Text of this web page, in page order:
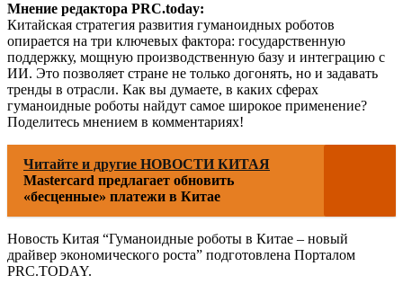
Мнение редактора PRC.today:
Китайская стратегия развития гуманоидных роботов
опирается на три ключевых фактора: государственную
поддержку, мощную производственную базу и интеграцию с
ИИ. Это позволяет стране не только догонять, но и задавать
тренды в отрасли. Как вы думаете, в каких сферах
гуманоидные роботы найдут самое широкое применение?
Поделитесь мнением в комментариях!
Читайте и другие НОВОСТИ КИТАЯ
Mastercard предлагает обновить
«бесценные» платежи в Китае
Новость Китая “Гуманоидные роботы в Китае – новый
драйвер экономического роста” подготовлена Порталом
PRC.TODAY.